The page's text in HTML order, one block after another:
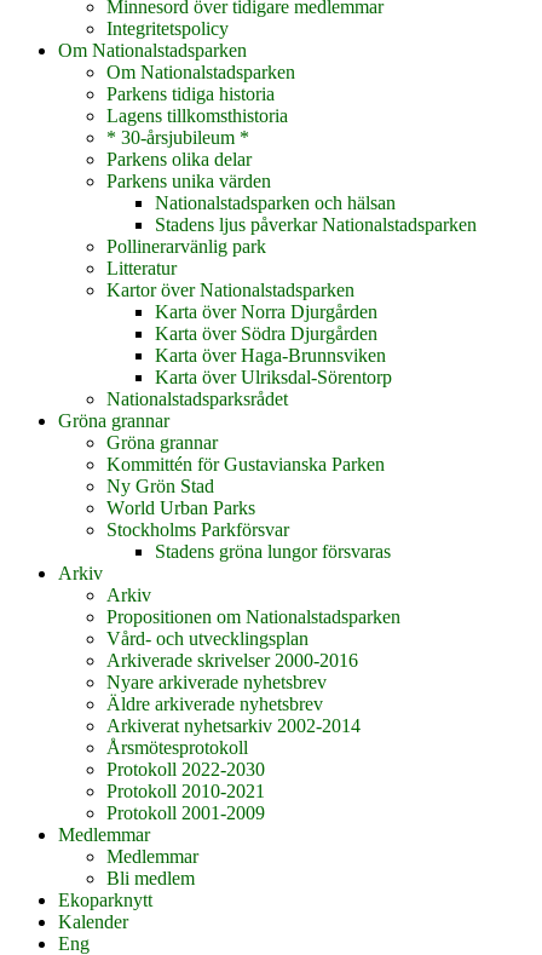
Minnesord över tidigare medlemmar
Integritetspolicy
Om Nationalstadsparken
Om Nationalstadsparken
Parkens tidiga historia
Lagens tillkomsthistoria
* 30-årsjubileum *
Parkens olika delar
Parkens unika värden
Nationalstadsparken och hälsan
Stadens ljus påverkar Nationalstadsparken
Pollinerarvänlig park
Litteratur
Kartor över Nationalstadsparken
Karta över Norra Djurgården
Karta över Södra Djurgården
Karta över Haga-Brunnsviken
Karta över Ulriksdal-Sörentorp
Nationalstadsparksrådet
Gröna grannar
Gröna grannar
Kommittén för Gustavianska Parken
Ny Grön Stad
World Urban Parks
Stockholms Parkförsvar
Stadens gröna lungor försvaras
Arkiv
Arkiv
Propositionen om Nationalstadsparken
Vård- och utvecklingsplan
Arkiverade skrivelser 2000-2016
Nyare arkiverade nyhetsbrev
Äldre arkiverade nyhetsbrev
Arkiverat nyhetsarkiv 2002-2014
Årsmötesprotokoll
Protokoll 2022-2030
Protokoll 2010-2021
Protokoll 2001-2009
Medlemmar
Medlemmar
Bli medlem
Ekoparknytt
Kalender
Eng